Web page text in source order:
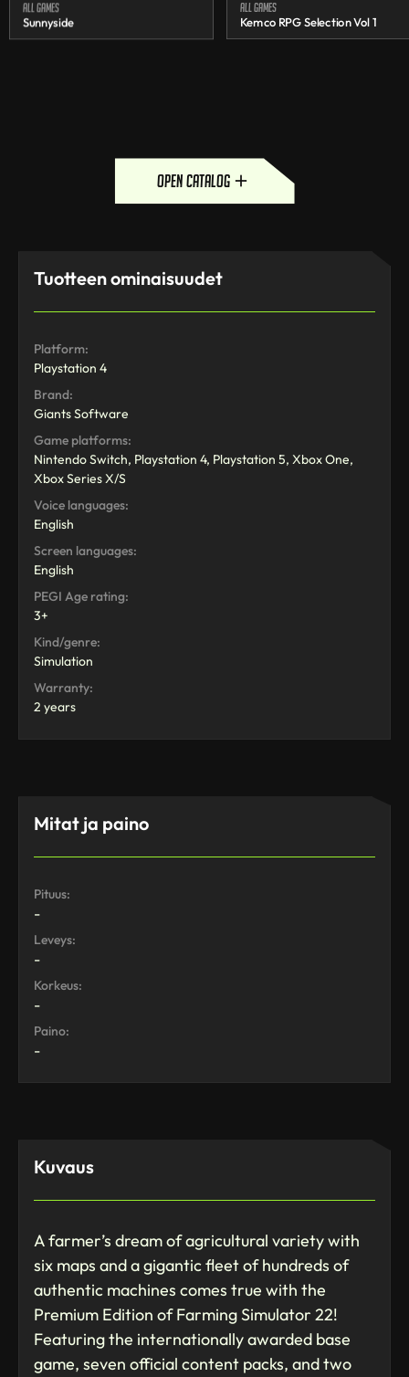
All games
Sunnyside
All games
Kemco RPG Selection Vol 1
open catalog
Tuotteen ominaisuudet
Platform:
Playstation 4
Brand:
Giants Software
Game platforms:
Nintendo Switch, Playstation 4, Playstation 5, Xbox One,
Xbox Series X/S
Voice languages:
English
Screen languages:
English
PEGI Age rating:
3+
Kind/genre:
Simulation
Warranty:
2 years
Mitat ja paino
Pituus:
-
Leveys:
-
Korkeus:
-
Paino:
-
Kuvaus
A farmer’s dream of agricultural variety with
six maps and a gigantic fleet of hundreds of
authentic machines comes true with the
Premium Edition of Farming Simulator 22!
Featuring the internationally awarded base
game, seven official content packs, and two